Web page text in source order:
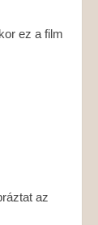
ez a film
az